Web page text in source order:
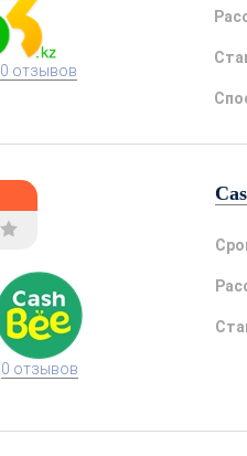
0 отзывов
0 отзывов